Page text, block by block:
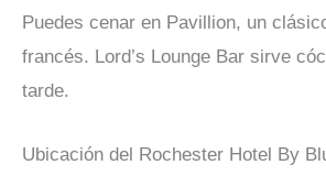
Puedes cenar en Pavillion, un
francés. Lord’s Lounge Bar sirve
tarde.
Ubicación del Rochester Hotel By